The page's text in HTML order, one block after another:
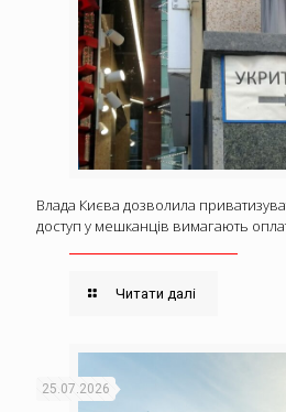
Влада Києва дозволила
доступ у мешканців вимагають
Читати далі
25.07.2026